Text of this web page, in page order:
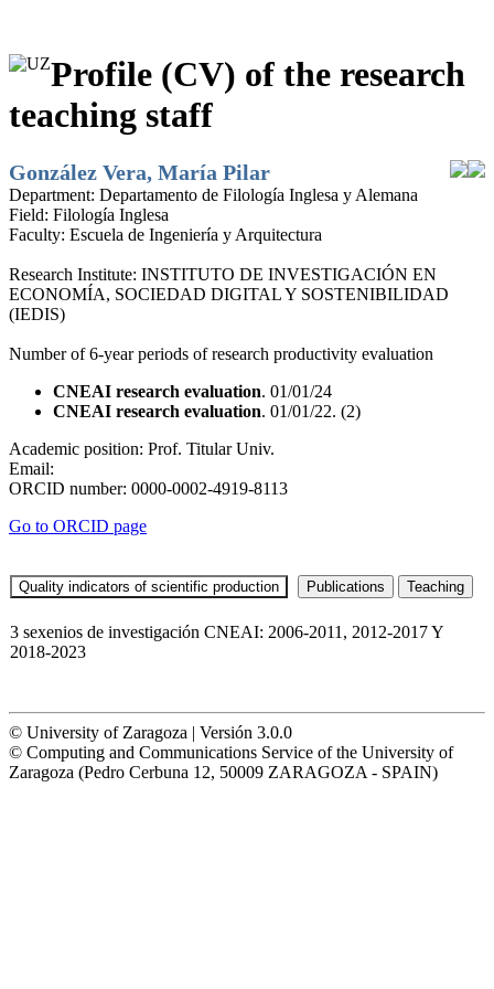
Profile (CV) of the research
teaching staff
González Vera, María Pilar
Department: Departamento de Filología Inglesa y Alemana
Field: Filología Inglesa
Faculty: Escuela de Ingeniería y Arquitectura
Research Institute: INSTITUTO DE INVESTIGACIÓN EN
ECONOMÍA, SOCIEDAD DIGITAL Y SOSTENIBILIDAD
(IEDIS)
Number of 6-year periods of research productivity evaluation
CNEAI research evaluation. 01/01/24
CNEAI research evaluation. 01/01/22. (2)
Academic position: Prof. Titular Univ.
Email:
ORCID number: 0000-0002-4919-8113
Go to ORCID page
3 sexenios de investigación CNEAI: 2006-2011, 2012-2017 Y
2018-2023
© University of Zaragoza | Versión 3.0.0
© Computing and Communications Service of the University of
Zaragoza (Pedro Cerbuna 12, 50009 ZARAGOZA - SPAIN)